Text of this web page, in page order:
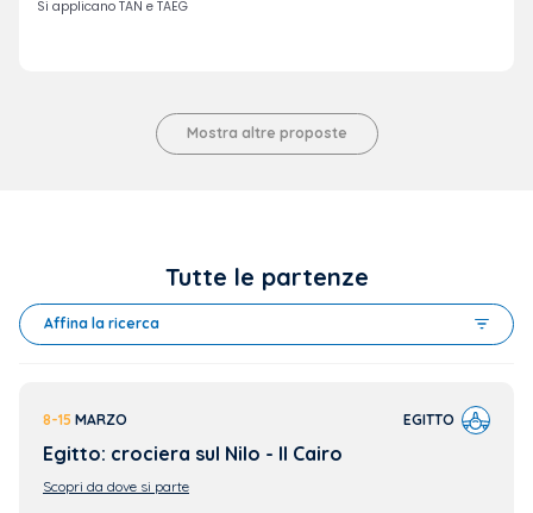
Mostra altre proposte
Tutte le partenze
Affina la ricerca
8-15 MARZO EGITTO
Egitto: crociera sul Nilo - Il Cairo
Scopri da dove si parte